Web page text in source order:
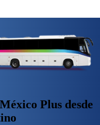
Plus desde